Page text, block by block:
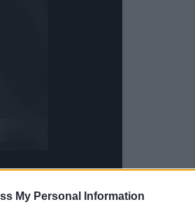
My Personal Information
de Asigurări de Sănătate,